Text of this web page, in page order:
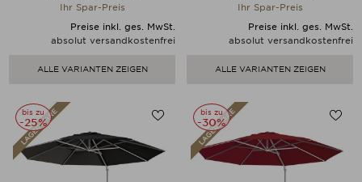
Ihr Spar-Preis
Preise inkl. ges. MwSt.
absolut versandkostenfrei
ALLE VARIANTEN ZEIGEN
Ihr Spar-Preis
Preise inkl. ges. MwSt.
absolut versandkostenfrei
ALLE VARIANTEN ZEIGEN
bis zu
-25%
bis zu
-30%